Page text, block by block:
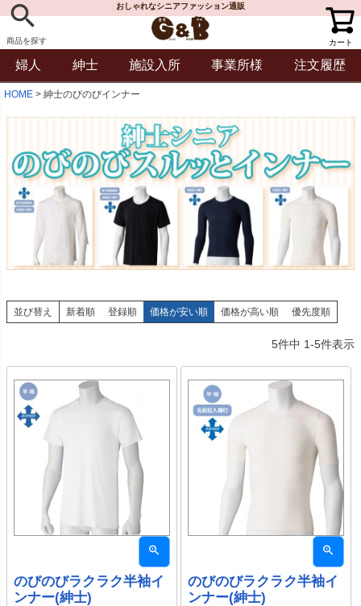
商品を探す
おしゃれなシニアファッション通販
カート
婦人 紳士 施設入所 事業所様 注文履歴
HOME 紳士のびのびインナー
並び替え 新着順 登録順 価格が安い順 価格が高い順 優先度順
5件中 1-5件表示
のびのびラクラク半袖イ
ンナー(紳士)
のびのびラクラク半袖イ
ンナー(紳士)